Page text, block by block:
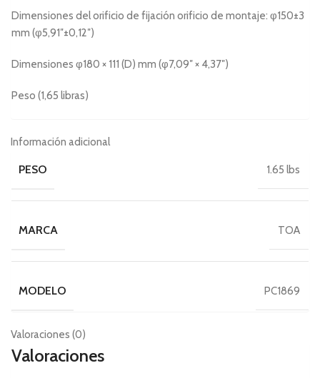
Dimensiones del orificio de fijación orificio de montaje: φ150±3
mm (φ5,91″±0,12″)
Dimensiones φ180 × 111 (D) mm (φ7,09″ × 4,37″)
Peso (1,65 libras)
Información adicional
PESO 1.65 lbs
MARCA TOA
MODELO PC1869
Valoraciones (0)
Valoraciones